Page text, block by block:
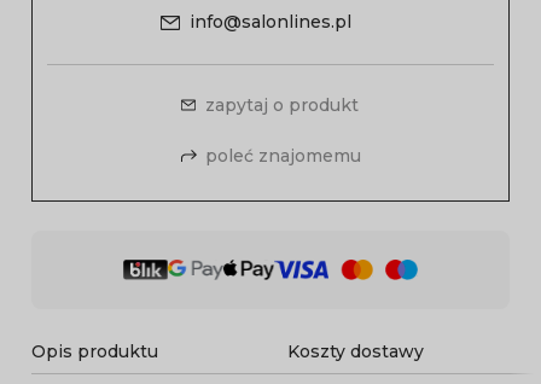
info@salonlines.pl
zapytaj o produkt
poleć znajomemu
Opis produktu Koszty dostawy